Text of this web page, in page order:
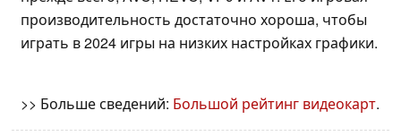
производительность достаточно хороша, чтобы
играть в 2024 игры на низких настройках графики.
>> Больше сведений: Большой рейтинг видеокарт.